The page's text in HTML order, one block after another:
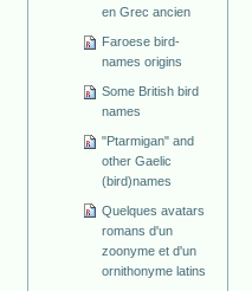
en Grec ancien
Faroese bird-
names origins
Some British bird
names
"Ptarmigan" and
other Gaelic
(bird)names
Quelques avatars
romans d'un
zoonyme et d'un
ornithonyme latins